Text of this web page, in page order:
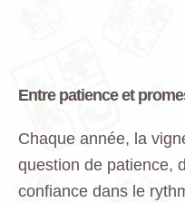
Entre patience et
Chaque année, la
question de patience,
confiance dans le